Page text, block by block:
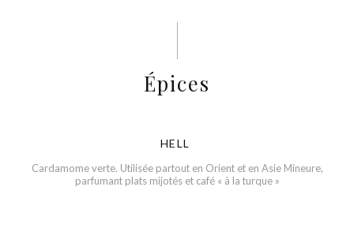
Épices
HELL
Cardamome verte. Utilisée partout en Orient et en Asie Mineure,
parfumant plats mijotés et café « à la turque »